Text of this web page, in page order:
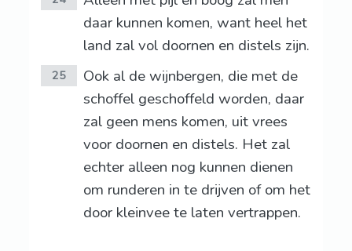
daar kunnen komen, want heel het
land zal vol doornen en distels zijn.
25
Ook al de wijnbergen, die met de
schoffel geschoffeld worden, daar
zal geen mens komen, uit vrees
voor doornen en distels. Het zal
echter alleen nog kunnen dienen
om runderen in te drijven of om het
door kleinvee te laten vertrappen.